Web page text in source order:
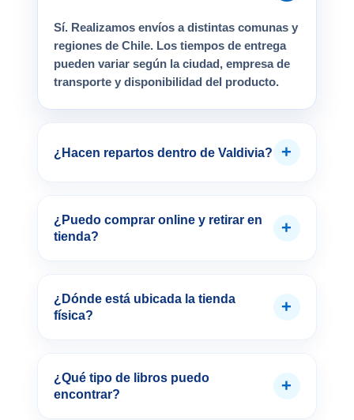
Sí. Realizamos envíos a distintas comunas y
regiones de Chile. Los tiempos de entrega
pueden variar según la ciudad, empresa de
transporte y disponibilidad del producto.
¿Hacen repartos dentro de Valdivia? +
¿Puedo comprar online y retirar en
tienda?
+
¿Dónde está ubicada la tienda
física?
+
¿Qué tipo de libros puedo
encontrar?
+